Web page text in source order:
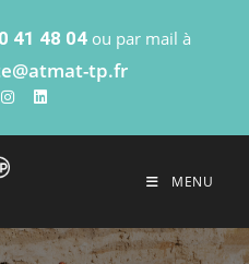
41 48 04 ou par mail à
tp.fr
MENU